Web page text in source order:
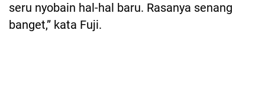
seru nyobain hal-hal baru. Rasanya senang
banget,” kata Fuji.